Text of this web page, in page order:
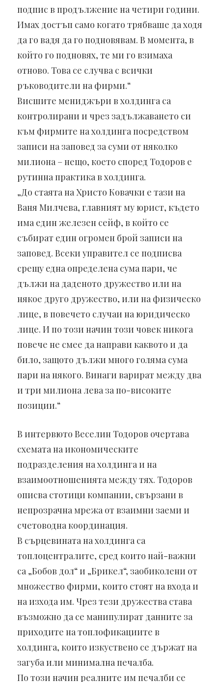
подпис в продължение на четири години.
Имах достъп само когато трябваше да ходя
да го вадя да го подновявам. В момента, в
който го подновях, те ми го взимаха
отново. Това се случва с всички
ръководители на фирми.“
Висшите мениджъри в холдинга са
контролирани и чрез задължаването си
към фирмите на холдинга посредством
записи на заповед за суми от няколко
милиона – нещо, което според Тодоров е
рутинна практика в холдинга.
„До стаята на Христо Ковачки е тази на
Ваня Милчева, главният му юрист, където
има един железен сейф, в който се
събират един огромен брой записи на
заповед. Всеки управител се подписва
срещу една определена сума пари, че
дължи на даденото дружество или на
някое друго дружество, или на физическо
лице, в повечето случаи на юридическо
лице. И по този начин този човек никога
повече не смее да направи каквото и да
било, защото дължи много голяма сума
пари на някого. Винаги варират между два
и три милиона лева за по-високите
позиции.“
В интервюто Веселин Тодоров очертава
схемата на икономическите
подразделения на холдинга и на
взаимоотношенията между тях. Тодоров
описва стотици компании, свързани в
непрозрачна мрежа от взаимни заеми и
счетоводна координация.
В сърцевината на холдинга са
топлоцентралите, сред които най-важни
са „Бобов дол“ и „Брикел“, заобиколени от
множество фирми, които стоят на входа и
на изхода им. Чрез тези дружества става
възможно да се манипулират данните за
приходите на топлофикациите в
холдинга, които изкуствено се държат на
загуба или минимална печалба.
По този начин реалните им печалби се